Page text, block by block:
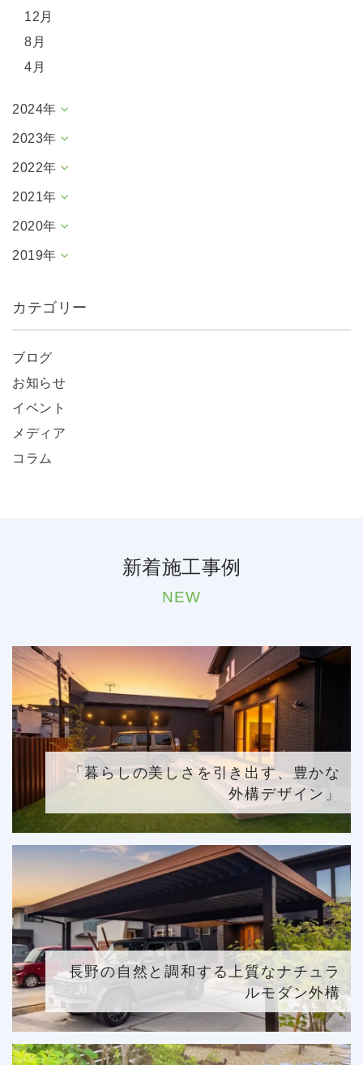
12月
8月
4月
2024年
2023年
2022年
2021年
2020年
2019年
カテゴリー
ブログ
お知らせ
イベント
メディア
コラム
新着施工事例
NEW
「暮らしの美しさを引き出す、豊かな
外構デザイン」
長野の自然と調和する上質なナチュラ
ルモダン外構